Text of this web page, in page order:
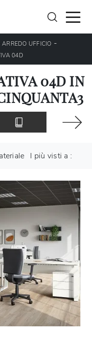
ARREDO UFFICIO -
04D
04D IN
I più visti a :